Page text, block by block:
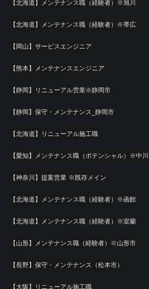
【北海道】メンテナンス職（経験者）※旭川
【北海道】メンテナンス職（経験者）※帯広
【岡山】サービスエンジニア
【熊本】メンテナンスエンジニア
【静岡】リニューアル営業※静岡市
【静岡】保守・メンテナンス_静岡市
【北海道】リニューアル施工職
【愛知】メンテナンス職（ポテンシャル）※中川
【神奈川】提案営業 ※既存メイン
【北海道】メンテナンス職（経験者）※函館
【北海道】メンテナンス職（経験者）※室蘭
【山形】メンテナンス職（経験者）※山形市
【長野】保守・メンテナンス（松本市）
【大阪】リニューアル施工職